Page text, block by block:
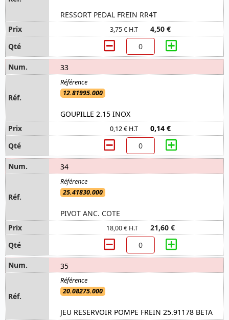
RESSORT PEDAL FREIN RR4T
3,75 € H.T 4,50 €
33
12.81995.000
GOUPILLE 2.15 INOX
0,12 € H.T 0,14 €
34
25.41830.000
PIVOT ANC. COTE
18,00 € H.T 21,60 €
35
20.08275.000
JEU RESERVOIR POMPE FREIN 25.91178 BETA